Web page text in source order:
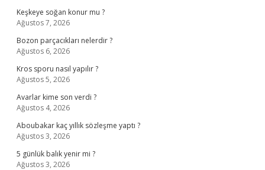
Keşkeye soğan konur mu ?
Ağustos 7, 2026
Bozon parçacıkları nelerdir ?
Ağustos 6, 2026
Kros sporu nasıl yapılır ?
Ağustos 5, 2026
Avarlar kime son verdi ?
Ağustos 4, 2026
Aboubakar kaç yıllık sözleşme yaptı ?
Ağustos 3, 2026
5 günlük balık yenir mi ?
Ağustos 3, 2026